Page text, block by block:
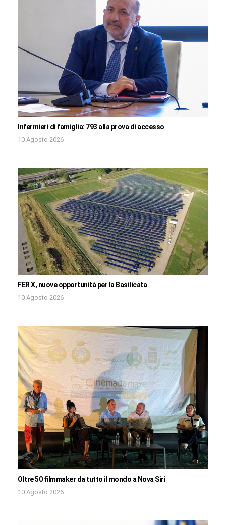
Infermieri di famiglia: 793 alla prova di accesso
10 Agosto 2026
FER X, nuove opportunità per la Basilicata
10 Agosto 2026
Oltre 50 filmmaker da tutto il mondo a Nova Siri
10 Agosto 2026